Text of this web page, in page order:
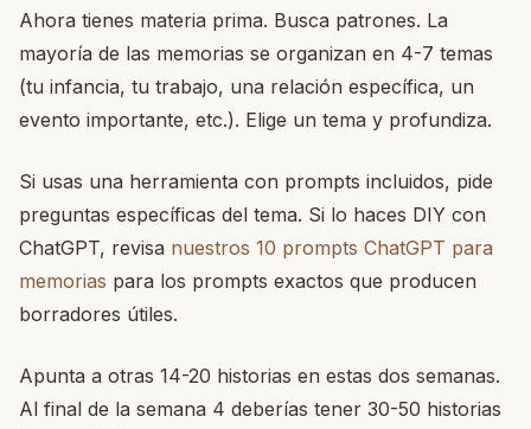
Ahora tienes materia prima. Busca patrones. La
mayoría de las memorias se organizan en 4-7 temas
(tu infancia, tu trabajo, una relación específica, un
evento importante, etc.). Elige un tema y profundiza.
Si usas una herramienta con prompts incluidos, pide
preguntas específicas del tema. Si lo haces DIY con
ChatGPT, revisa nuestros 10 prompts ChatGPT para
memorias para los prompts exactos que producen
borradores útiles.
Apunta a otras 14-20 historias en estas dos semanas.
Al final de la semana 4 deberías tener 30-50 historias